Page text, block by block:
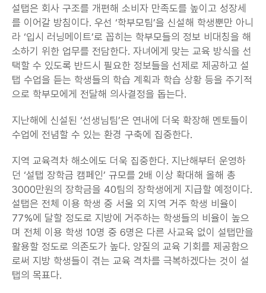
설탭은 회사 구조를 개편해 소비자 만족도를 높이고 성장세
를 이어갈 방침이다. 우선 ‘학부모팀’을 신설해 학생뿐만 아니
라 ‘입시 러닝메이트’로 꼽히는 학부모들의 정보 비대칭을 해
소하기 위한 업무를 전담한다. 자녀에게 맞는 교육 방식을 선
택할 수 있도록 반드시 필요한 정보들을 선제로 제공하고 설
탭 수업을 듣는 학생들의 학습 계획과 학습 상황 등을 주기적
으로 학부모에게 전달해 의사결정을 돕는다.
지난해에 신설된 ‘선생님팀’은 연내에 더욱 확장해 멘토들이
수업에 전념할 수 있는 환경 구축에 집중한다.
지역 교육격차 해소에도 더욱 집중한다. 지난해부터 운영하
던 ‘설탭 장학금 캠페인’ 규모를 2배 이상 확대해 올해 총
3000만원의 장학금을 40팀의 장학생에게 지급할 예정이다.
설탭은 전체 이용 학생 중 서울 외 지역 거주 학생 비율이
77%에 달할 정도로 지방에 거주하는 학생들의 비율이 높으
며 전체 이용 학생 10명 중 6명은 다른 사교육 없이 설탭만을
활용할 정도로 의존도가 높다. 양질의 교육 기회를 제공함으
로써 지방 학생들이 겪는 교육 격차를 극복하겠다는 것이 설
탭의 목표다.